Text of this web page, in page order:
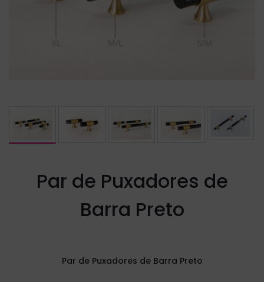
Par de Puxadores de
Barra Preto
Par de Puxadores de Barra Preto